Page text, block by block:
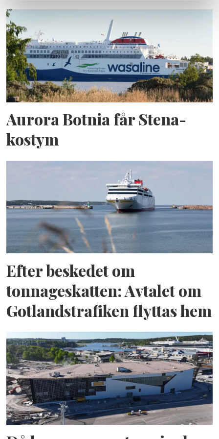
Aurora Botnia får Stena-
kostym
Efter beskedet om
tonnageskatten: Avtalet om
Gotlandstrafiken flyttas hem